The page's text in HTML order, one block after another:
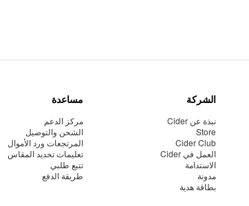
الشركة
نبذة عن Cider
Store
Cider Club
العمل في Cider
الاستدامة
مدونة
بطاقة هدية
مساعدة
مركز الدعم
الشحن والتوصيل
المرتجعات ورد الأموال
تعليمات تحديد المقاس
تتبع طلبي
طريقة الدفع